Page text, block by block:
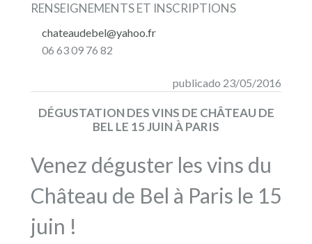
RENSEIGNEMENTS ET INSCRIPTIONS
chateaudebel@yahoo.fr
06 63 09 76 82
publicado 23/05/2016
DÉGUSTATION DES VINS DE CHÂTEAU DE
BEL LE 15 JUIN À PARIS
Venez déguster les vins du
Château de Bel à Paris le 15
juin !